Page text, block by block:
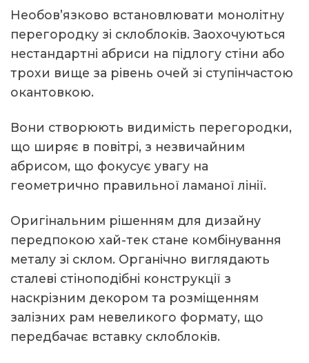
Необов’язково встановлювати монолітну
перегородку зі склоблоків. Заохочуються
нестандартні абриси на підлогу стіни або
трохи вище за рівень очей зі ступінчастою
окантовкою.
Вони створюють видимість перегородки,
що ширяє в повітрі, з незвичайним
абрисом, що фокусує увагу на
геометрично правильної ламаної лінії.
Оригінальним рішенням для дизайну
передпокою хай-тек стане комбінування
металу зі склом. Органічно виглядають
сталеві стіноподібні конструкції з
наскрізним декором та розміщенням
залізних рам невеликого формату, що
передбачає вставку склоблоків.